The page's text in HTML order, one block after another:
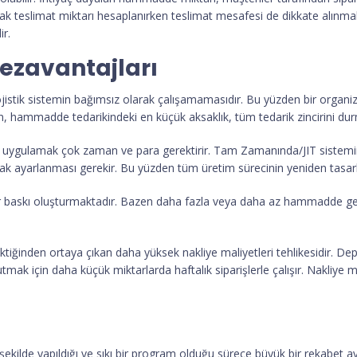
teslimat miktarı hesaplanırken teslimat mesafesi de dikkate
sistemin bağımsız olarak çalışamamasıdır. Bu yüzden bir
hammadde tedarikindeki en küçük aksaklık, tüm tedarik zincirini
uygulamak çok zaman ve para gerektirir. Tam Zamanında/JIT
ayarlanması gerekir. Bu yüzden tüm üretim sürecinin yeniden
oluşturmaktadır. Bazen daha fazla veya daha az hammadde
ortaya çıkan daha yüksek nakliye maliyetleri tehlikesidir.
için daha küçük miktarlarda haftalık siparişlerle çalışır.
yapıldığı ve sıkı bir program olduğu sürece büyük bir rekabet